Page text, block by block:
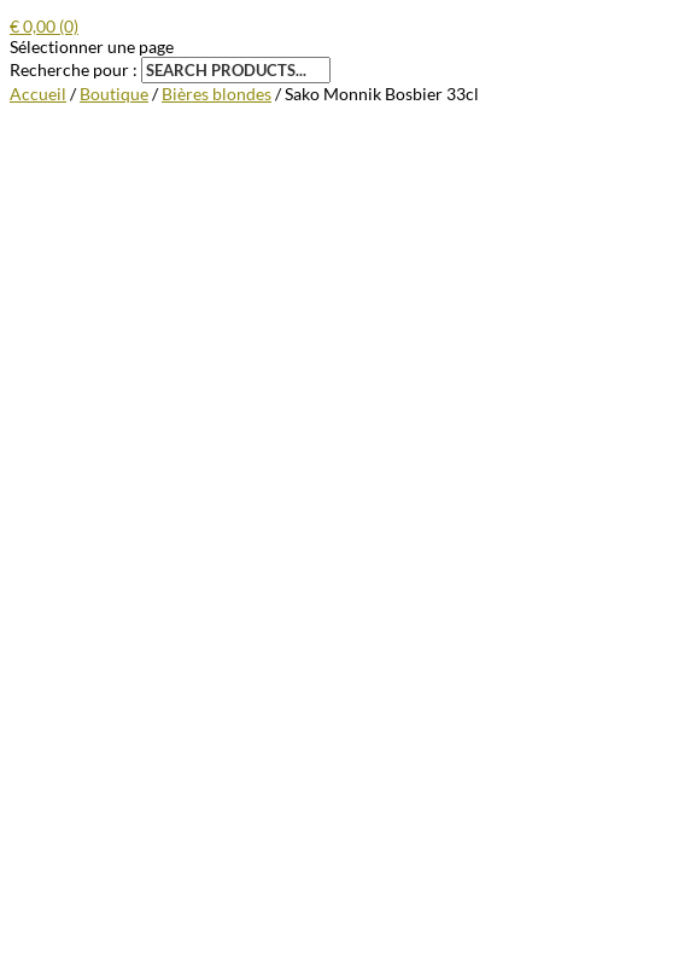
€0,00 (0)
Sélectionner une page
Recherche pour :
Accueil /Boutique/Bières blondes/ Sako Monnik Bosbier 33cl